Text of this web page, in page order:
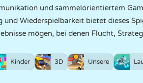
und sammelorientiertem
und Wiederspielbarkeit bietet dieses
mögen, bei denen Flucht,
Kinder 3D Unsere